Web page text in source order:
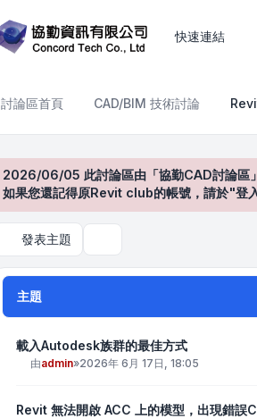
快速連結
討論區首頁 CAD/BIM 技術討論
2026/06/05 此討論區由「協勤CAD討論區
如果您還記得原Revit club的帳號，請於"登
發表主題
主題
載入Autodesk族群的最佳方式
由admin»2026年 6月 17日, 18:05
Revit 無法開啟 ACC 上的模型，出現錯